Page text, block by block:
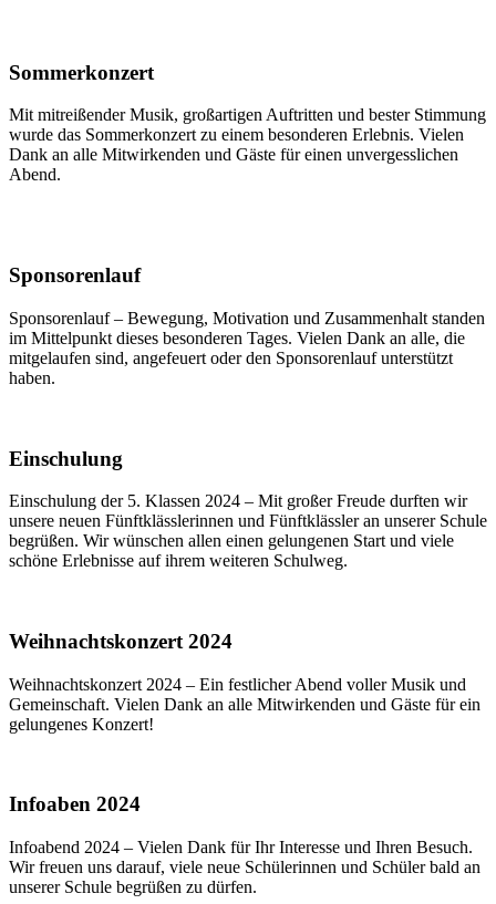
Sommerkonzert
Mit mitreißender Musik, großartigen Auftritten und bester Stimmung
wurde das Sommerkonzert zu einem besonderen Erlebnis. Vielen
Dank an alle Mitwirkenden und Gäste für einen unvergesslichen
Abend.
Sponsorenlauf
Sponsorenlauf – Bewegung, Motivation und Zusammenhalt standen
im Mittelpunkt dieses besonderen Tages. Vielen Dank an alle, die
mitgelaufen sind, angefeuert oder den Sponsorenlauf unterstützt
haben.
Einschulung
Einschulung der 5. Klassen 2024 – Mit großer Freude durften wir
unsere neuen Fünftklässlerinnen und Fünftklässler an unserer Schule
begrüßen. Wir wünschen allen einen gelungenen Start und viele
schöne Erlebnisse auf ihrem weiteren Schulweg.
Weihnachtskonzert 2024
Weihnachtskonzert 2024 – Ein festlicher Abend voller Musik und
Gemeinschaft. Vielen Dank an alle Mitwirkenden und Gäste für ein
gelungenes Konzert!
Infoaben 2024
Infoabend 2024 – Vielen Dank für Ihr Interesse und Ihren Besuch.
Wir freuen uns darauf, viele neue Schülerinnen und Schüler bald an
unserer Schule begrüßen zu dürfen.